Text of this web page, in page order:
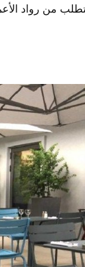
من رواد